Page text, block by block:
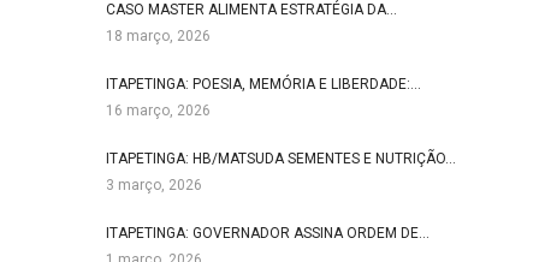
CASO MASTER ALIMENTA ESTRATÉGIA DA…
18 março, 2026
ITAPETINGA: POESIA, MEMÓRIA E LIBERDADE:…
16 março, 2026
ITAPETINGA: HB/MATSUDA SEMENTES E NUTRIÇÃO…
3 março, 2026
ITAPETINGA: GOVERNADOR ASSINA ORDEM DE…